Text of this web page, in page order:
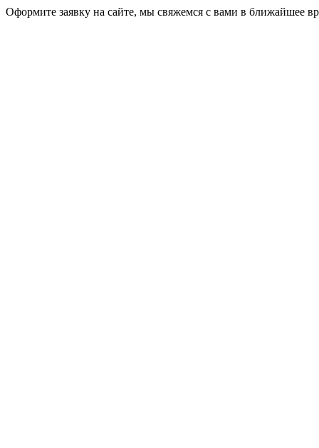
Оформите заявку на сайте, мы свяжемся с вами в ближайшее